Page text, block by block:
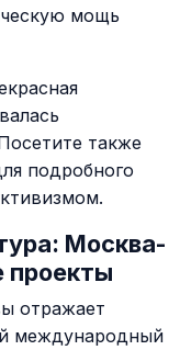
мощь
также
подробного
Москва-
проекты
отражает
международный